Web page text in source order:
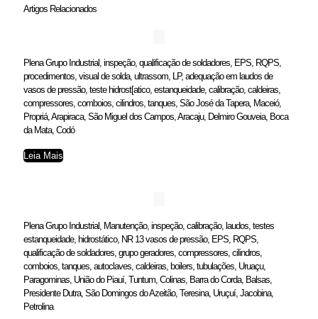
Artigos Relacionados
Plena Grupo Industrial, inspeção, qualificação de soldadores, EPS, RQPS,
procedimentos, visual de solda, ultrassom, LP, adequação em laudos de
vasos de pressão, teste hidrost[atico, estanqueidade, calibração, caldeiras,
compressores, comboios, cilindros, tanques, São José da Tapera, Maceió,
Propriá, Arapiraca, São Miguel dos Campos, Aracaju, Delmiro Gouveia, Boca
da Mata, Codó
Leia Mais
Plena Grupo Industrial, Manutenção, inspeção, calibração, laudos, testes
estanqueidade, hidrostático, NR 13 vasos de pressão, EPS, RQPS,
qualificação de soldadores, grupo geradores, compressores, cilindros,
comboios, tanques, autoclaves, caldeiras, boilers, tubulações, Uruaçu,
Paragominas, União do Piauí, Tuntum, Colinas, Barra do Corda, Balsas,
Presidente Dutra, São Domingos do Azeitão, Teresina, Uruçuí, Jacobina,
Petrolina